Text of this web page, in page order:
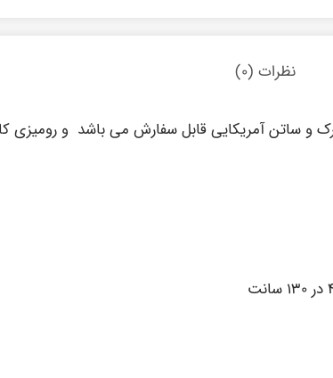
نظرات (۰)
ساتن آمریکایی قابل سفارش می باشد و رومیزی